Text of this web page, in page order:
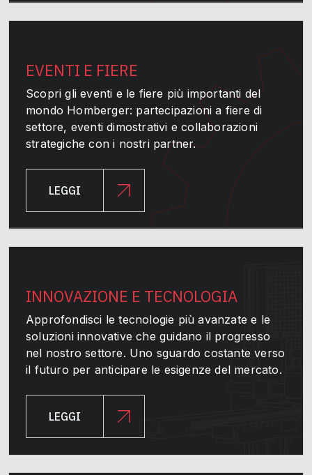
EVENTI E FIERE
Scopri gli eventi e le fiere più importanti del
mondo Homberger: partecipazioni a fiere di
settore, eventi dimostrativi e collaborazioni
strategiche con i nostri partner.
LEGGI
INNOVAZIONE E TECNOLOGIA
Approfondisci le tecnologie più avanzate e le
soluzioni innovative che guidano il progresso
nel nostro settore. Uno sguardo costante verso
il futuro per anticipare le esigenze del mercato.
LEGGI